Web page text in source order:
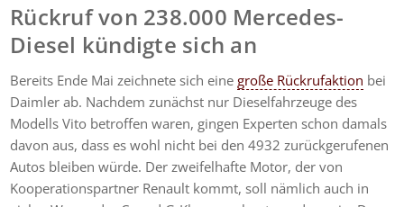
Rückruf von 238.000 Mercedes-
Diesel kündigte sich an
Bereits Ende Mai zeichnete sich einegroße Rückrufaktion bei
Daimler ab. Nachdem zunächst nur Dieselfahrzeuge des
Modells Vito betroffen waren, gingen Experten schon damals
davon aus, dass es wohl nicht bei den 4932 zurückgerufenen
Autos bleiben würde. Der zweifelhafte Motor, der von
Kooperationspartner Renault kommt, soll nämlich auch in